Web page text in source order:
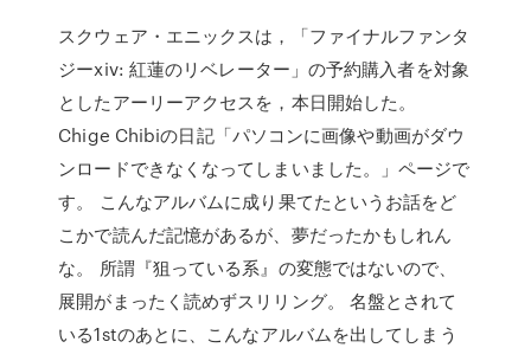
スクウェア・エニックスは，「ファイナルファンタ
ジーxiv: 紅蓮のリベレーター」の予約購入者を対象
としたアーリーアクセスを，本日開始した。
Chige Chibiの日記「パソコンに画像や動画がダウ
ンロードできなくなってしまいました。」ページで
す。 こんなアルバムに成り果てたというお話をど
こかで読んだ記憶があるが、夢だったかもしれん
な。 所謂『狙っている系』の変態ではないので、
展開がまったく読めずスリリング。 名盤とされて
いる1stのあとに、こんなアルバムを出してしまう